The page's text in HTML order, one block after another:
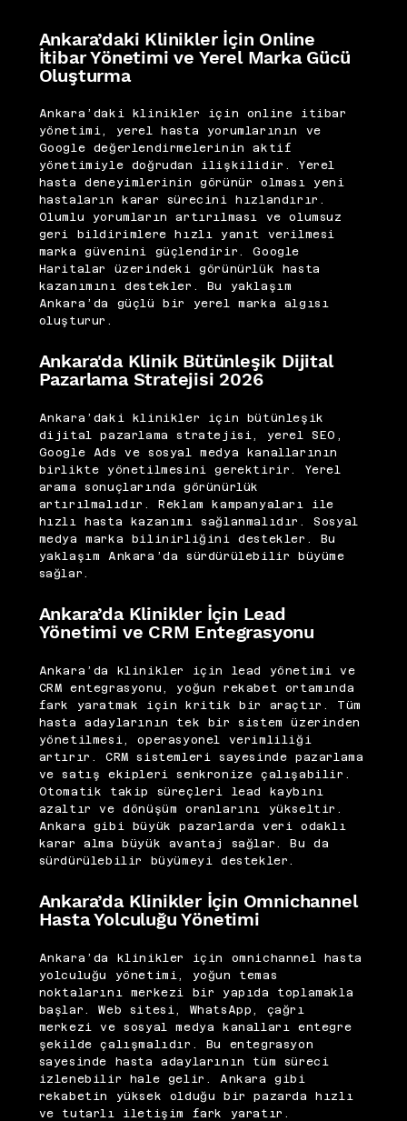
Ankara’daki Klinikler İçin Online
İtibar Yönetimi ve Yerel Marka Gücü
Oluşturma
Ankara’daki klinikler için online itibar
yönetimi, yerel hasta yorumlarının ve
Google değerlendirmelerinin aktif
yönetimiyle doğrudan ilişkilidir. Yerel
hasta deneyimlerinin görünür olması yeni
hastaların karar sürecini hızlandırır.
Olumlu yorumların artırılması ve olumsuz
geri bildirimlere hızlı yanıt verilmesi
marka güvenini güçlendirir. Google
Haritalar üzerindeki görünürlük hasta
kazanımını destekler. Bu yaklaşım
Ankara’da güçlü bir yerel marka algısı
oluşturur.
Ankara'da Klinik Bütünleşik Dijital
Pazarlama Stratejisi 2026
Ankara’daki klinikler için bütünleşik
dijital pazarlama stratejisi, yerel SEO,
Google Ads ve sosyal medya kanallarının
birlikte yönetilmesini gerektirir. Yerel
arama sonuçlarında görünürlük
artırılmalıdır. Reklam kampanyaları ile
hızlı hasta kazanımı sağlanmalıdır. Sosyal
medya marka bilinirliğini destekler. Bu
yaklaşım Ankara’da sürdürülebilir büyüme
sağlar.
Ankara’da Klinikler İçin Lead
Yönetimi ve CRM Entegrasyonu
Ankara’da klinikler için lead yönetimi ve
CRM entegrasyonu, yoğun rekabet ortamında
fark yaratmak için kritik bir araçtır. Tüm
hasta adaylarının tek bir sistem üzerinden
yönetilmesi, operasyonel verimliliği
artırır. CRM sistemleri sayesinde pazarlama
ve satış ekipleri senkronize çalışabilir.
Otomatik takip süreçleri lead kaybını
azaltır ve dönüşüm oranlarını yükseltir.
Ankara gibi büyük pazarlarda veri odaklı
karar alma büyük avantaj sağlar. Bu da
sürdürülebilir büyümeyi destekler.
Ankara’da Klinikler İçin Omnichannel
Hasta Yolculuğu Yönetimi
Ankara’da klinikler için omnichannel hasta
yolculuğu yönetimi, yoğun temas
noktalarını merkezi bir yapıda toplamakla
başlar. Web sitesi, WhatsApp, çağrı
merkezi ve sosyal medya kanalları entegre
şekilde çalışmalıdır. Bu entegrasyon
sayesinde hasta adaylarının tüm süreci
izlenebilir hale gelir. Ankara gibi
rekabetin yüksek olduğu bir pazarda hızlı
ve tutarlı iletişim fark yaratır.